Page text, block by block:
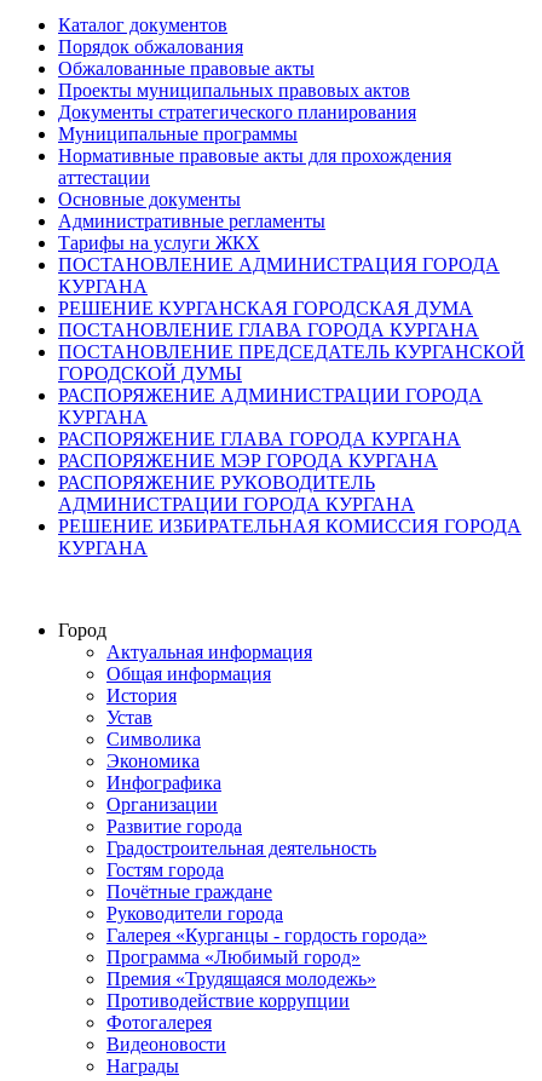
Каталог документов
Порядок обжалования
Обжалованные правовые акты
Проекты муниципальных правовых актов
Документы стратегического планирования
Муниципальные программы
Нормативные правовые акты для прохождения
аттестации
Основные документы
Административные регламенты
Тарифы на услуги ЖКХ
ПОСТАНОВЛЕНИЕ АДМИНИСТРАЦИЯ ГОРОДА
КУРГАНА
РЕШЕНИЕ КУРГАНСКАЯ ГОРОДСКАЯ ДУМА
ПОСТАНОВЛЕНИЕ ГЛАВА ГОРОДА КУРГАНА
ПОСТАНОВЛЕНИЕ ПРЕДСЕДАТЕЛЬ КУРГАНСКОЙ
ГОРОДСКОЙ ДУМЫ
РАСПОРЯЖЕНИЕ АДМИНИСТРАЦИИ ГОРОДА
КУРГАНА
РАСПОРЯЖЕНИЕ ГЛАВА ГОРОДА КУРГАНА
РАСПОРЯЖЕНИЕ МЭР ГОРОДА КУРГАНА
РАСПОРЯЖЕНИЕ РУКОВОДИТЕЛЬ
АДМИНИСТРАЦИИ ГОРОДА КУРГАНА
РЕШЕНИЕ ИЗБИРАТЕЛЬНАЯ КОМИССИЯ ГОРОДА
КУРГАНА
Город
Актуальная информация
Общая информация
История
Устав
Символика
Экономика
Инфографика
Организации
Развитие города
Градостроительная деятельность
Гостям города
Почётные граждане
Руководители города
Галерея «Курганцы - гордость города»
Программа «Любимый город»
Премия «Трудящаяся молодежь»
Противодействие коррупции
Фотогалерея
Видеоновости
Награды